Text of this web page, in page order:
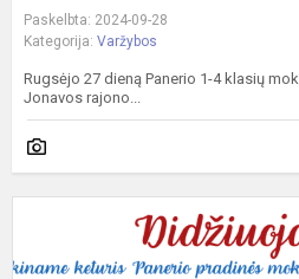
Paskelbta: 2024-09-28
Kategorija: Varžybos
Rugsėjo 27 dieną Panerio 1-4 klasių
Jonavos rajono...